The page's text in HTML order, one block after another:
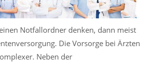
Notfallordner denken, dann meist
Die Vorsorge bei Ärzten
Neben der